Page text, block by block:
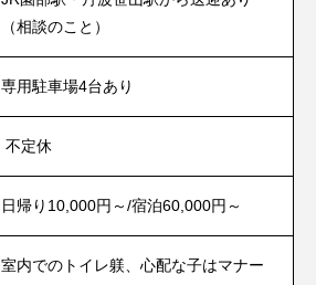
（相談のこと）
専用駐車場4台あり
不定休
日帰り10,000円～/宿泊60,000円～
室内でのトイレ躾、心配な子はマナー